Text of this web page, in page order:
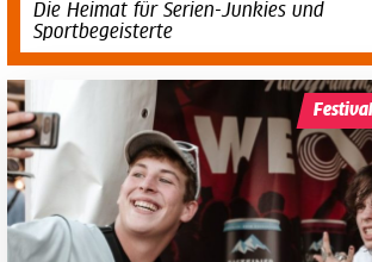
Die Heimat für Serien-Junkies und
Sportbegeisterte